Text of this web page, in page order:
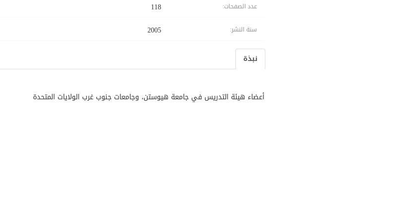
عدد الصفحات: 118
سنة النشر: 2005
نبذة
أعضاء هيئة التدريس في جامعة هيوستن، وجامعات جنوب غرب الولايات المتحدة